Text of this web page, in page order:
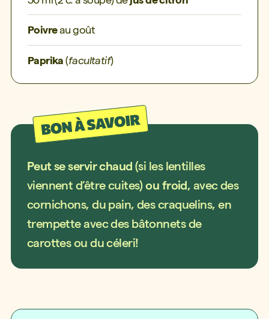
Poivreau goût
Paprika (facultatif)
Peut se servir chaud (si les lentilles
viennent d’être cuites)ou froid, avec des
cornichons, du pain, des craquelins, en
trempette avec des bâtonnets de
carottes ou du céleri!